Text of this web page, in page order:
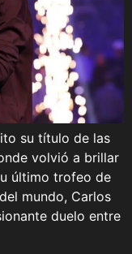
su título de las
volvió a brillar
último trofeo de
mundo, Carlos
duelo entre